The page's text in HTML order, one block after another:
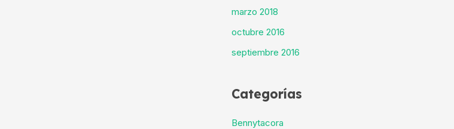
marzo 2018
octubre 2016
septiembre 2016
Categorías
Bennytacora